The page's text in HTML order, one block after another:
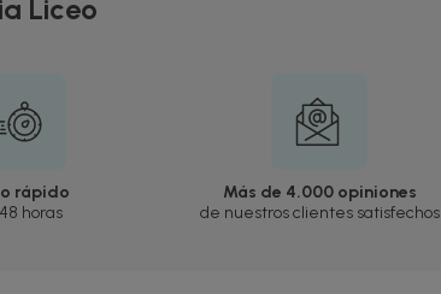
Liceo
rápido
horas
Más de 4.000 opiniones
de nuestros clientes satisfechos